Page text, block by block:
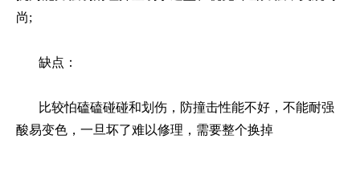
尚;
缺点：
比较怕磕磕碰碰和划伤，防撞击性能不好，不能耐强
酸易变色，一旦坏了难以修理，需要整个换掉